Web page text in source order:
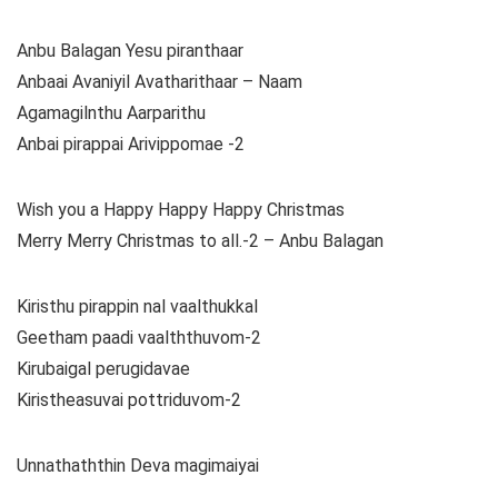
Anbu Balagan Yesu piranthaar
Anbaai Avaniyil Avatharithaar – Naam
Agamagilnthu Aarparithu
Anbai pirappai Arivippomae -2
Wish you a Happy Happy Happy Christmas
Merry Merry Christmas to all.-2 – Anbu Balagan
Kiristhu pirappin nal vaalthukkal
Geetham paadi vaalththuvom-2
Kirubaigal perugidavae
Kiristheasuvai pottriduvom-2
Unnathaththin Deva magimaiyai